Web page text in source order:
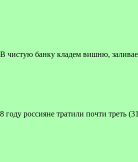
чистую банку кладем вишню,
россияне тратили почти треть